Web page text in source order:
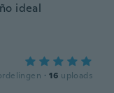
ideal
· 16 uploads